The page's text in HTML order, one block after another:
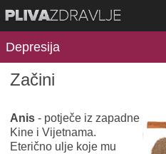
Depresija
Začini
Anis - potječe iz zapadne
Kine i Vijetnama.
Eterično ulje koje mu